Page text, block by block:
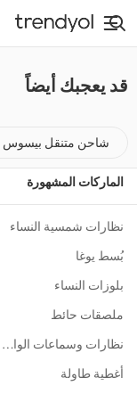
قد يعجبك أيضاً
شاحن متنقل بيسوس
الماركات المشهورة
نظارات شمسية النساء
بُسط يوغا
بلوزات النساء
ملصقات حائط
نظارات وسماعات الواقع الافتراضي
أغطية طاولة